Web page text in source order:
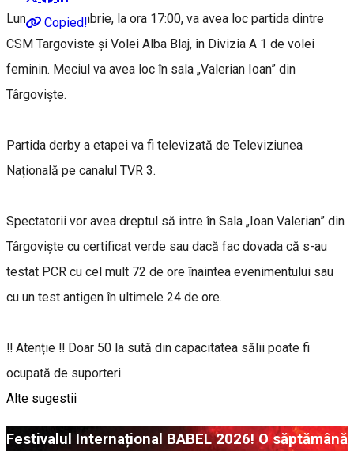
Copied!
Luni, 20 decembrie, la ora 17:00, va avea loc partida dintre
CSM Targoviste și Volei Alba Blaj, în Divizia A 1 de volei
feminin. Meciul va avea loc în sala „Valerian Ioan” din
Târgoviște.
Partida derby a etapei va fi televizată de Televiziunea
Națională pe canalul TVR 3.
Spectatorii vor avea dreptul să intre în Sala „Ioan Valerian” din
Târgoviște cu certificat verde sau dacă fac dovada că s-au
testat PCR cu cel mult 72 de ore înaintea evenimentului sau
cu un test antigen în ultimele 24 de ore.
‼ Atenție ‼ Doar 50 la sută din capacitatea sălii poate fi
ocupată de suporteri.
Alte sugestii
Festivalul Internațional BABEL 2026! O săptămână